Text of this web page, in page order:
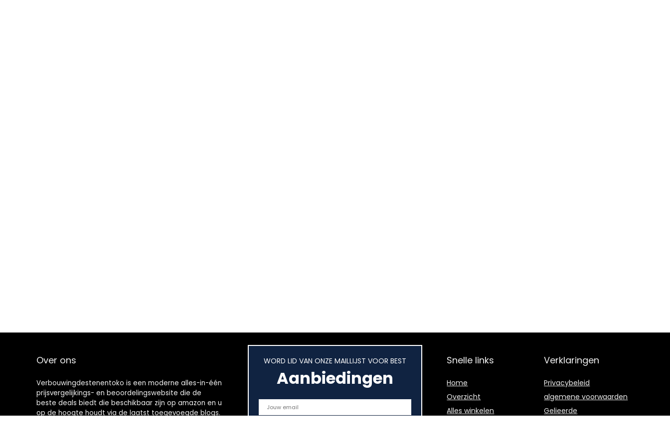
Over ons
Verbouwingdestenentoko is een moderne alles-in-één
prijsvergelijkings- en beoordelingswebsite die de
beste deals biedt die beschikbaar zijn op amazon en u
op de hoogte houdt via de laatst toegevoegde blogs.
WORD LID VAN ONZE MAILLIJST VOOR BEST
Aanbiedingen
Snelle links
Home
Overzicht
Alles winkelen
Verklaringen
Privacybeleid
algemene voorwaarden
Gelieerde